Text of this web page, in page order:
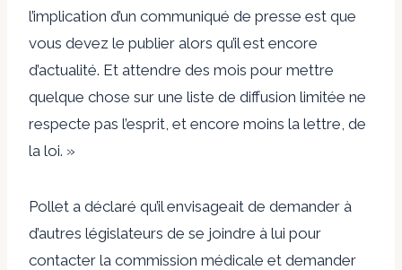
l’implication d’un communiqué de presse est que
vous devez le publier alors qu’il est encore
d’actualité. Et attendre des mois pour mettre
quelque chose sur une liste de diffusion limitée ne
respecte pas l’esprit, et encore moins la lettre, de
la loi. »
Pollet a déclaré qu’il envisageait de demander à
d’autres législateurs de se joindre à lui pour
contacter la commission médicale et demander